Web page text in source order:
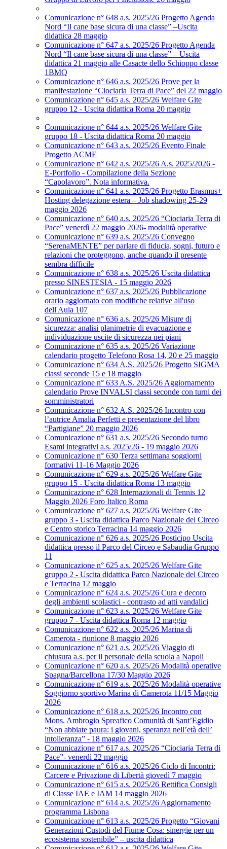
Comunicazione n° 648 a.s. 2025/26 Progetto Agenda
Nord “Il cane base sicura di una classe” –Uscita
didattica 28 maggio
Comunicazione n° 647 a.s. 2025/26 Progetto Agenda
Nord “Il cane base sicura di una classe” – Uscita
didattica 21 maggio alle Casacte dello Schioppo classe
1BMQ
Comunicazione n° 646 a.s. 2025/26 Prove per la
manifestazione “Ciociaria Terra di Pace” del 22 maggio
Comunicazione n° 645 a.s. 2025/26 Welfare Gite
gruppo 12 - Uscita didattica Roma 20 maggio
Comunicazione n° 644 a.s. 2025/26 Welfare Gite
gruppo 18 - Uscita didattica Roma 20 maggio
Comunicazione n° 643 a.s. 2025/26 Evento Finale
Progetto ACME
Comunicazione n° 642 a.s. 2025/26 A.s. 2025/2026 -
E-Portfolio - Compilazione della Sezione
“Capolavoro”. Nota informativa.
Comunicazione n° 641 a.s. 2025/26 Progetto Erasmus+
Hosting delegazione estera – Job shadowing 25-29
maggio 2026
Comunicazione n° 640 a.s. 2025/26 “Ciociaria Terra di
Pace” venerdì 22 maggio 2026- modalità operative
Comunicazione n° 639 a.s. 2025/26 Convegno
“SerenaMENTE” per parlare di fiducia, sogni, futuro e
relazioni che proteggono, anche quando il presente
sembra difficile
Comunicazione n° 638 a.s. 2025/26 Uscita didattica
presso SINESTESIA - 15 maggio 2026
Comunicazione n° 637 a.s. 2025/26 Pubblicazione
orario aggiornato con modifiche relative all'uso
dell'Aula 107
Comunicazione n° 636 a.s. 2025/26 Misure di
sicurezza: analisi planimetrie di evacuazione e
individuazione uscite di sicurezza nei piani
Comunicazione n° 635 a.s. 2025/26 Variazione
calendario progetto Telefono Rosa 14, 20 e 25 maggio
Comunicazione n° 634 A.S. 2025/26 Progetto SIGMA
classi seconde 15 e 18 maggio
Comunicazione n° 633 A.S. 2025/26 Aggiornamento
calendario Prove INVALSI classi seconde con turni dei
somministratori
Comunicazione n° 632 A.S. 2025/26 Incontro con
l’autrice Amalia Perfetti e presentazione del libro
“Partigiane” 20 maggio 2026
Comunicazione n° 631 a.s. 2025/26 Secondo turno
Esami integrativi a.s. 2025/26 - 19 maggio 2026
Comunicazione n° 630 Terza settimana soggiorni
formativi 11-16 Maggio 2026
Comunicazione n° 629 a.s. 2025/26 Welfare Gite
gruppo 15 - Uscita didattica Roma 13 maggio
Comunicazione n° 628 Internazionali di Tennis 12
Maggio 2026 Foro Italico Roma
Comunicazione n° 627 a.s. 2025/26 Welfare Gite
gruppo 3 - Uscita didattica Parco Nazionale del Circeo
e Centro storico Terracina 14 maggio 2026
Comunicazione n° 626 a.s. 2025/26 Posticipo Uscita
didattica presso il Parco del Circeo e Sabaudia Gruppo
11
Comunicazione n° 625 a.s. 2025/26 Welfare Gite
gruppo 2 - Uscita didattica Parco Nazionale del Circeo
e Terracina 12 maggio
Comunicazione n° 624 a.s. 2025/26 Cura e decoro
degli ambienti scolastici - contrasto ad atti vandalici
Comunicazione n° 623 a.s. 2025/26 Welfare Gite
gruppo 7 - Uscita didattica Roma 12 maggio
Comunicazione n° 622 a.s. 2025/26 Marina di
Camerota - riunione 8 maggio 2026
Comunicazione n° 621 a.s. 2025/26 Viaggio di
chiusura a.s. per il personale della scuola a Napoli
Comunicazione n° 620 a.s. 2025/26 Modalità operative
Spagna/Barcellona 17/30 Maggio 2026
Comunicazione n° 619 a.s. 2025/26 Modalità operative
Soggiorno sportivo Marina di Camerota 11/15 Maggio
2026
Comunicazione n° 618 a.s. 2025/26 Incontro con
Mons. Ambrogio Spreafico Comunità di Sant’Egidio
“Non abbiate paura: i giovani, speranza nell’età dell’
intolleranza” - 18 maggio 2026
Comunicazione n° 617 a.s. 2025/26 “Ciociaria Terra di
Pace”- venerdì 22 maggio
Comunicazione n° 616 a.s. 2025/26 Ciclo di Incontri:
Carcere e Privazione di Libertà giovedì 7 maggio
Comunicazione n° 615 a.s. 2025/26 Rettifica Consigli
di Classe IAE e IAM 14 maggio 2026
Comunicazione n° 614 a.s. 2025/26 Aggiornamento
programma Lisbona
Comunicazione n° 613 a.s. 2025/26 Progetto “Giovani
Generazioni Custodi del Fiume Cosa: sinergie per un
ecosistema sostenibile” – uscita didattica